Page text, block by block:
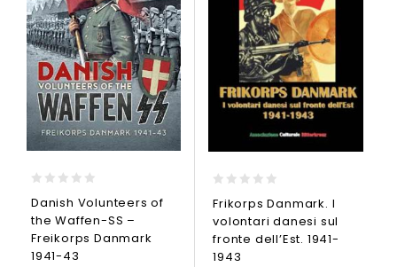
out
of
5
Danish Volunteers of
the Waffen-SS –
Freikorps Danmark
1941-43
out
of
5
Frikorps Danmark. I
volontari danesi sul
fronte dell’Est. 1941-
1943